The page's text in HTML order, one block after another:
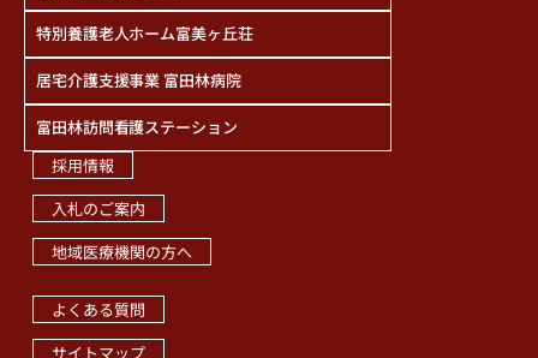
特別養護老人ホーム富美ヶ丘荘
居宅介護支援事業 富田林病院
富田林訪問看護ステーション
採用情報
入札のご案内
地域医療機関の方へ
よくある質問
サイトマップ